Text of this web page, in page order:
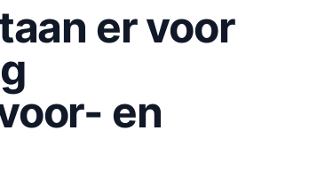
er voor
en